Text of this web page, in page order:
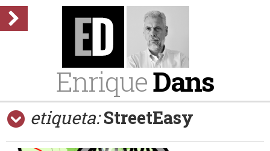
EnriqueDans
etiqueta: StreetEasy